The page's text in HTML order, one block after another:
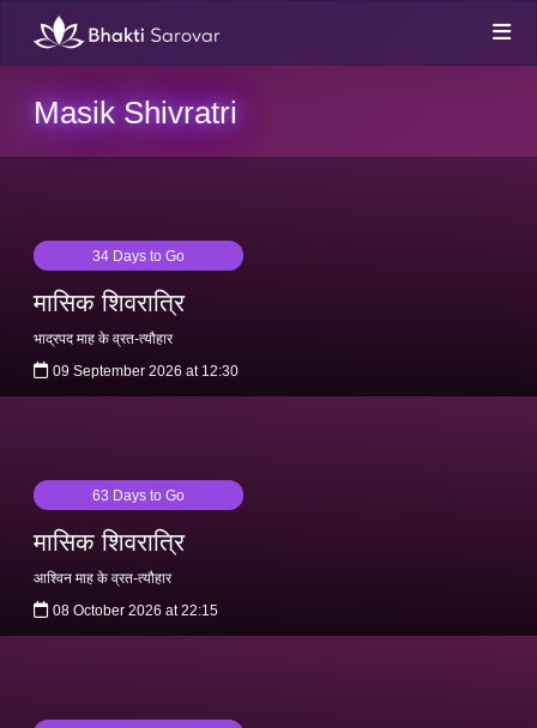
Masik Shivratri
34 Days to Go
मासिक शिवरात्रि
भाद्रपद माह के व्रत-त्यौहार
09 September 2026 at 12:30
63 Days to Go
मासिक शिवरात्रि
आश्विन माह के व्रत-त्यौहार
08 October 2026 at 22:15